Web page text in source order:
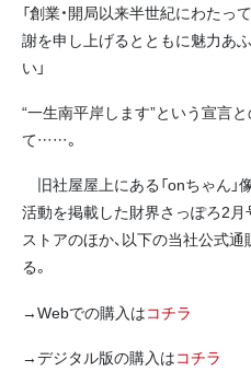
「創業・開局以来半世紀にわた
謝を申し上げるとともに魅力あ
い」
“一生南平岸します”という宣言
て……。
旧社屋屋上にある「onちゃん」
活動を掲載した財界さっぽろ2月
ストアのほか、以下の当社公式
る。
→Webでの購入はコチラ
→デジタル版の購入はコチラ